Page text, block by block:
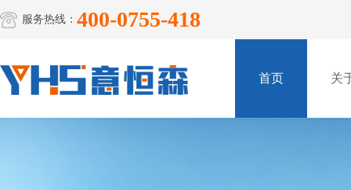
服务热线： 400-0755-418
首页 关